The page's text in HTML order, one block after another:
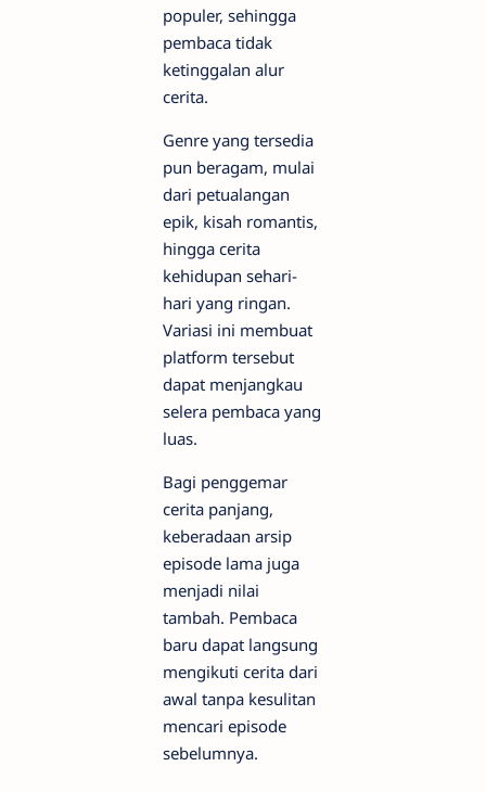
populer, sehingga
pembaca tidak
ketinggalan alur
cerita.
Genre yang tersedia
pun beragam, mulai
dari petualangan
epik, kisah romantis,
hingga cerita
kehidupan sehari-
hari yang ringan.
Variasi ini membuat
platform tersebut
dapat menjangkau
selera pembaca yang
luas.
Bagi penggemar
cerita panjang,
keberadaan arsip
episode lama juga
menjadi nilai
tambah. Pembaca
baru dapat langsung
mengikuti cerita dari
awal tanpa kesulitan
mencari episode
sebelumnya.